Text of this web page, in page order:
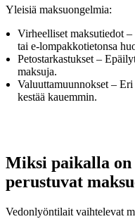
Yleisiä maksuongelmia:
Virheelliset maksutiedot
tai e-lompakkotietonsa
Petostarkastukset –
maksuja.
Valuuttamuunnokset –
kestää kauemmin.
Miksi paikalla
perustuvat
Vedonlyöntilait vaihtelevat